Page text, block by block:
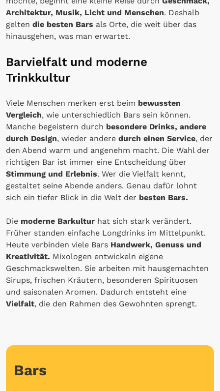
Architektur, Musik, Licht und Menschen. Deshalb
gelten die besten Bars als Orte, die weit über das
hinausgehen, was man erwartet.
Barvielfalt und moderne
Trinkkultur
Viele Menschen merken erst beim bewussten
Vergleich, wie unterschiedlich Bars sein können.
Manche begeistern durch besondere Drinks, andere
durch Design, wieder andere durch einen Service, der
den Abend warm und angenehm macht. Die Wahl der
richtigen Bar ist immer eine Entscheidung über
Stimmung und Erlebnis. Wer die Vielfalt kennt,
gestaltet seine Abende anders. Genau dafür lohnt
sich ein tiefer Blick in die Welt der besten Bars.
Die moderne Barkultur hat sich stark verändert.
Früher standen einfache Longdrinks im Mittelpunkt.
Heute verbinden viele Bars Handwerk, Genuss und
Kreativität. Mixologen entwickeln eigene
Geschmackswelten. Sie arbeiten mit hausgemachten
Sirups, frischen Kräutern, besonderen Spirituosen
und saisonalen Aromen. Dadurch entsteht eine
Vielfalt, die den Rahmen des Gewohnten sprengt.
Bars